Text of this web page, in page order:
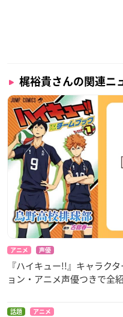
梶裕貴さんの関連ニ
アニメ 声優
『ハイキュー!!』キャラク
ョン・アニメ声優つきで全
話題 アニメ